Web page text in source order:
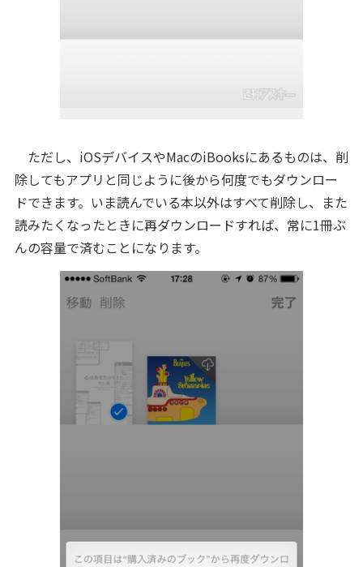
ただし、iOSデバイスやMacのiBooksにあるものは、削
除してもアプリと同じように後から何度でもダウンロー
ドできます。いま読んでいる本以外はすべて削除し、また
読みたくなったときに再ダウンロードすれば、常に1冊ぶ
んの容量で済むことになります。